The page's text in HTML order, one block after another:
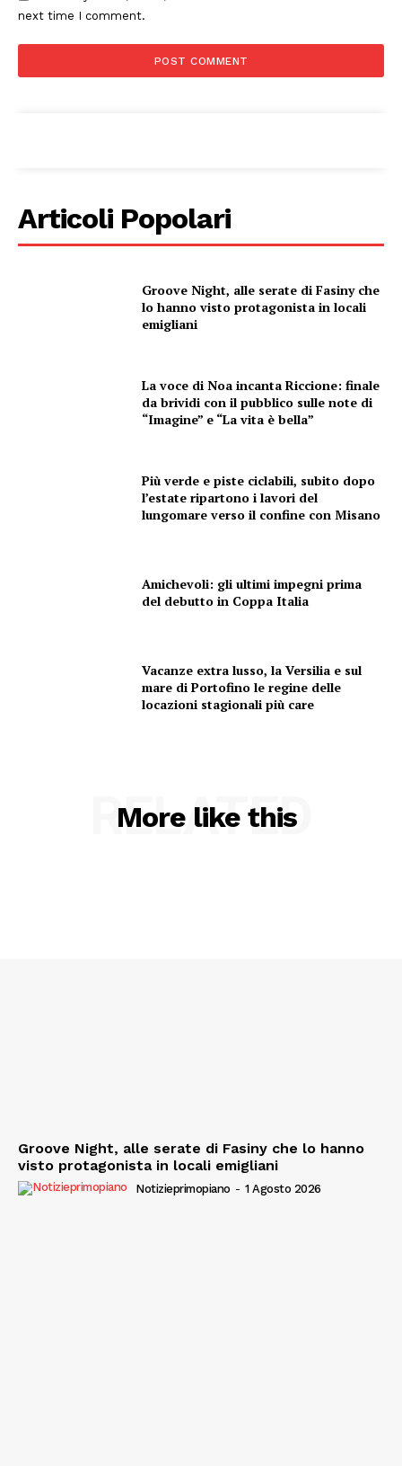
Esclusive
next time I comment.
Articoli Popolari
Groove Night, alle serate di Fasiny che
lo hanno visto protagonista in locali
emigliani
La voce di Noa incanta Riccione: finale
da brividi con il pubblico sulle note di
“Imagine” e “La vita è bella”
Più verde e piste ciclabili, subito dopo
l’estate ripartono i lavori del
lungomare verso il confine con Misano
Amichevoli: gli ultimi impegni prima
del debutto in Coppa Italia
Vacanze extra lusso, la Versilia e sul
mare di Portofino le regine delle
locazioni stagionali più care
More like this
RELATED
Groove Night, alle serate di Fasiny che lo hanno
visto protagonista in locali emigliani
Notizieprimopiano - 1 Agosto 2026